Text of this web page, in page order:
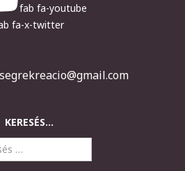
fab fa-youtube
fa-x-twitter
KERESÉS...